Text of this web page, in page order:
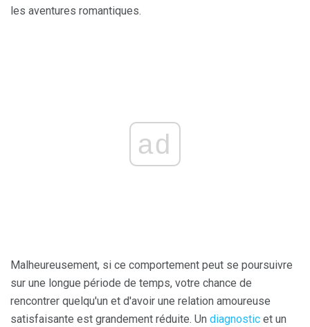
les aventures romantiques.
ad
Malheureusement, si ce comportement peut se poursuivre
sur une longue période de temps, votre chance de
rencontrer quelqu'un et d'avoir une relation amoureuse
satisfaisante est grandement réduite. Un diagnostic et un